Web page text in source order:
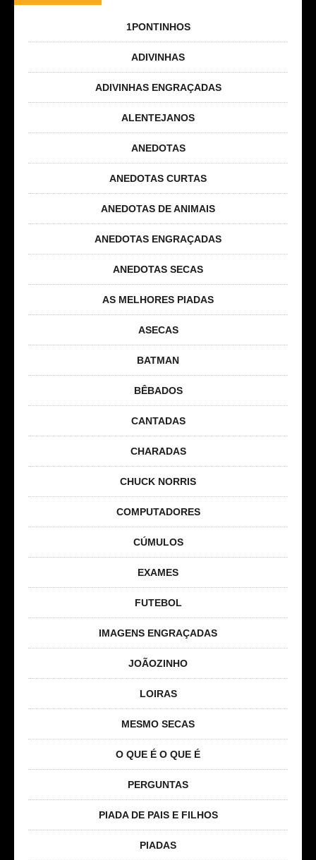
1PONTINHOS
ADIVINHAS
ADIVINHAS ENGRAÇADAS
ALENTEJANOS
ANEDOTAS
ANEDOTAS CURTAS
ANEDOTAS DE ANIMAIS
ANEDOTAS ENGRAÇADAS
ANEDOTAS SECAS
AS MELHORES PIADAS
ASECAS
BATMAN
BÊBADOS
CANTADAS
CHARADAS
CHUCK NORRIS
COMPUTADORES
CÚMULOS
EXAMES
FUTEBOL
IMAGENS ENGRAÇADAS
JOÃOZINHO
LOIRAS
MESMO SECAS
O QUE É O QUE É
PERGUNTAS
PIADA DE PAIS E FILHOS
PIADAS